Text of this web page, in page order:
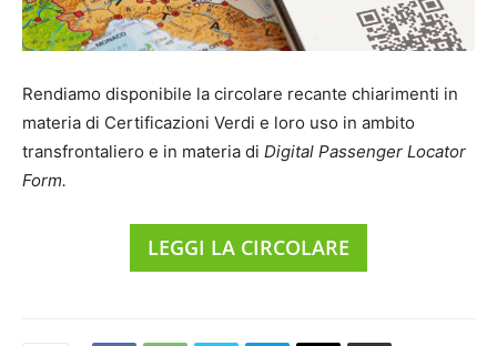
Rendiamo disponibile la circolare recante chiarimenti in
materia di Certificazioni Verdi e loro uso in ambito
transfrontaliero e in materia di Digital Passenger Locator
Form.
LEGGI LA CIRCOLARE